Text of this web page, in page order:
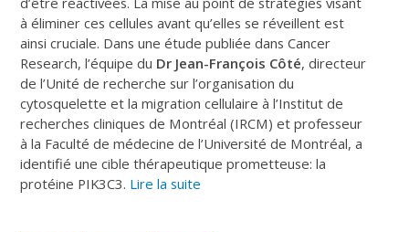
à éliminer ces cellules avant qu’elles se réveillent est
ainsi cruciale. Dans une étude publiée dansCancer
Research, l’équipe du Dr Jean-François Côté, directeur
de l’Unité de recherche sur l’organisation du
cytosquelette et la migration cellulaire à l’Institut de
recherches cliniques de Montréal (IRCM) et professeur
à la Faculté de médecine de l’Université de Montréal, a
identifié une cible thérapeutique prometteuse: la
protéine PIK3C3. Lire la suite